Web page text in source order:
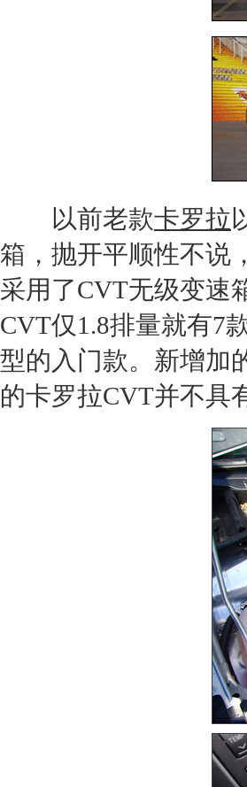
以前老款卡罗拉
箱 ，抛开平顺性不
采用了CVT无级变速
CVT仅1.8排量就有7
型的入门款。新增加
的卡罗拉CVT并不具